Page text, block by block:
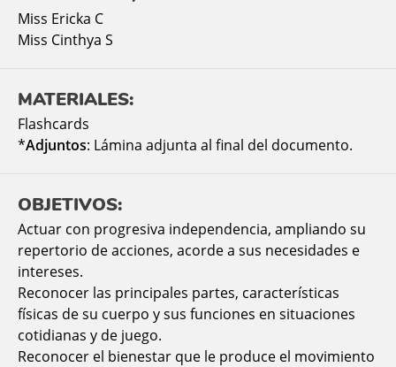
Miss Ericka C
Miss Cinthya S
MATERIALES:
Flashcards
*Adjuntos: Lámina adjunta al final del documento.
OBJETIVOS:
Actuar con progresiva independencia, ampliando su
repertorio de acciones, acorde a sus necesidades e
intereses.
Reconocer las principales partes, características
físicas de su cuerpo y sus funciones en situaciones
cotidianas y de juego.
Reconocer el bienestar que le produce el movimiento